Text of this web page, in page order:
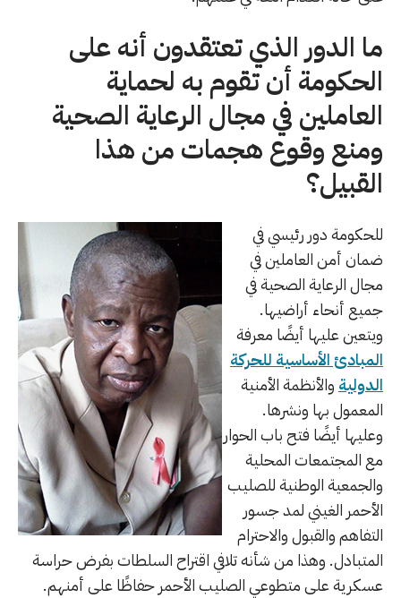
ما الدور الذي تعتقدون أنه على
الحكومة أن تقوم به لحماية
العاملين في مجال الرعاية الصحية
ومنع وقوع هجمات من هذا
القبيل؟
للحكومة دور رئيسي في
ضمان أمن العاملين في
مجال الرعاية الصحية في
جميع أنحاء أراضيها.
ويتعين عليها أيضًا معرفة
المبادئ الأساسية للحركة
الدولية والأنظمة الأمنية
المعمول بها ونشرها.
وعليها أيضًا فتح باب الحوار
مع المجتمعات المحلية
والجمعية الوطنية للصليب
الأحمر الغيني لمد جسور
التفاهم والقبول والاحترام
المتبادل. وهذا من شأنه تلافي اقتراح السلطات بفرض حراسة
عسكرية على متطوعي الصليب الأحمر حفاظًا على أمنهم.